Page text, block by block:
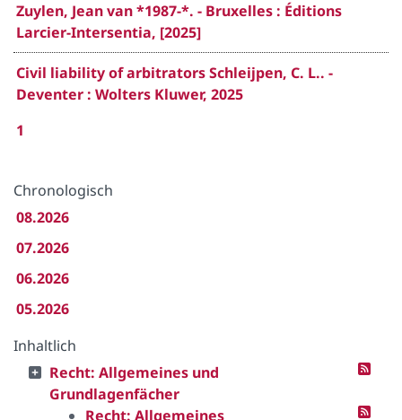
Zuylen, Jean van *1987-*. - Bruxelles : Éditions
Larcier-Intersentia, [2025]
Civil liability of arbitrators Schleijpen, C. L.. -
Deventer : Wolters Kluwer, 2025
1
Chronologisch
08.2026
07.2026
06.2026
05.2026
Inhaltlich
Recht: Allgemeines und
Grundlagenfächer
Recht: Allgemeines